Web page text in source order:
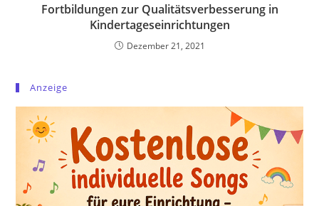
Fortbildungen zur Qualitätsverbesserung in
Kindertageseinrichtungen
Dezember 21, 2021
Anzeige